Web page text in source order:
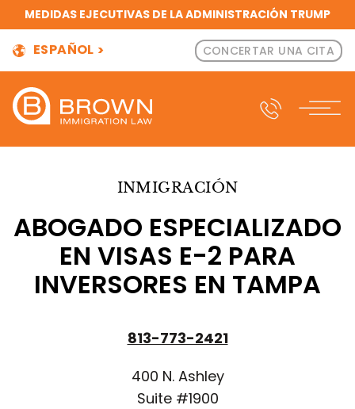
MEDIDAS EJECUTIVAS DE LA ADMINISTRACIÓN TRUMP
ESPAÑOL CONCERTAR UNA CITA
INMIGRACIÓN
ABOGADO ESPECIALIZADO
EN VISAS E-2 PARA
INVERSORES EN TAMPA
813-773-2421
400 N. Ashley
Suite #1900